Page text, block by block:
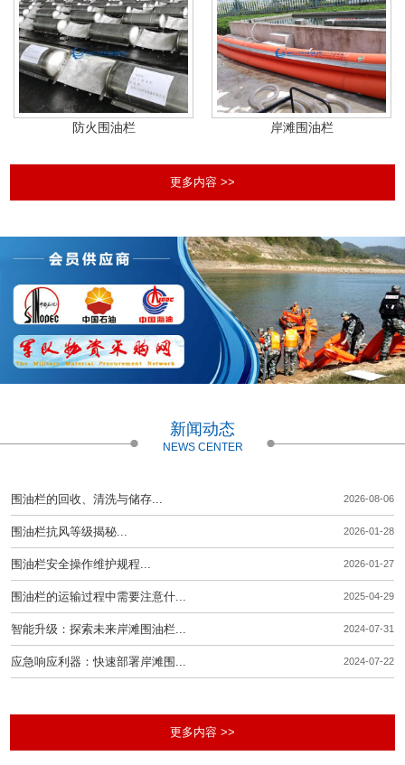
防火围油栏 岸滩围油栏
更多内容 >>
新闻动态
NEWS CENTER
围油栏的回收、清洗与储存... 2026-08-06
围油栏抗风等级揭秘... 2026-01-28
围油栏安全操作维护规程... 2026-01-27
围油栏的运输过程中需要注意什... 2025-04-29
智能升级：探索未来岸滩围油栏... 2024-07-31
应急响应利器：快速部署岸滩围... 2024-07-22
更多内容 >>